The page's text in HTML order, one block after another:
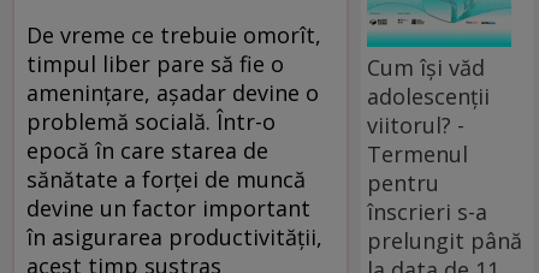
De vreme ce trebuie omorît,
timpul liber pare să fie o
ameninţare, aşadar devine o
problemă socială. Într-o
epocă în care starea de
sănătate a forţei de muncă
devine un factor important
în asigurarea productivităţii,
acest timp sustras
Cum își văd
adolescenții
viitorul? -
Termenul
pentru
înscrieri s-a
prelungit până